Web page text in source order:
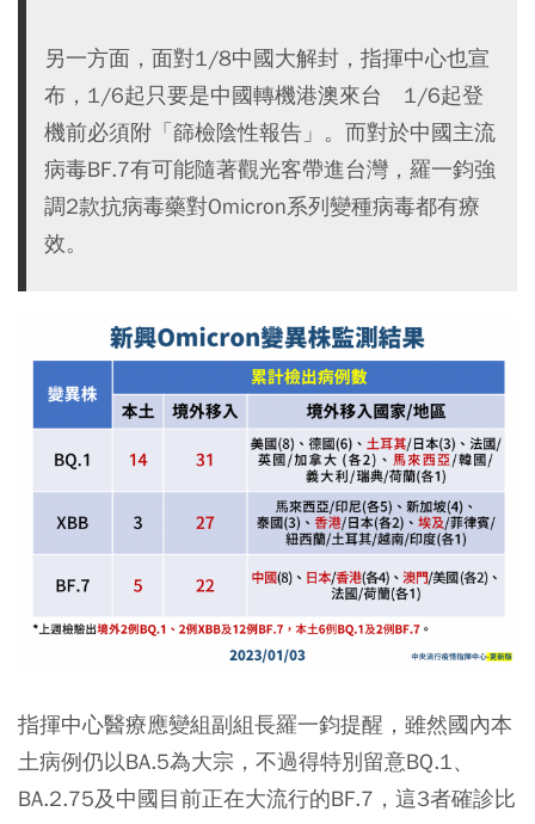
另一方面，面對1/8中國大解封，指揮中心也宣
布，1/6起只要是中國轉機港澳來台 1/6起登
機前必須附「篩檢陰性報告」。而對於中國主流
病毒BF.7有可能隨著觀光客帶進台灣，羅一鈞強
調2款抗病毒藥對Omicron系列變種病毒都有療
效。
指揮中心醫療應變組副組長羅一鈞提醒，雖然國內本
土病例仍以BA.5為大宗，不過得特別留意BQ.1、
BA.2.75及中國目前正在大流行的BF.7，這3者確診比